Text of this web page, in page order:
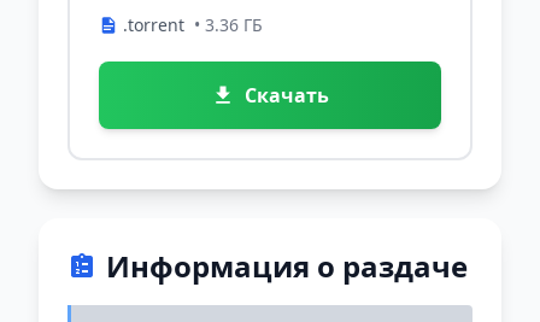
.torrent • 3.36 ГБ
Скачать
Информация о раздаче